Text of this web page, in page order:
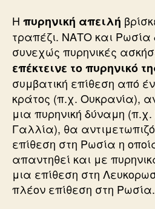
Η πυρηνική απειλή
τραπέζι. ΝΑΤΟ και Ρωσία
συνεχώς πυρηνικές
επέκτεινε το πυρηνικό
συμβατική επίθεση από
κράτος (π.χ. Ουκρανία),
μια πυρηνική δύναμη
Γαλλία), θα
επίθεση στη Ρωσία η
απαντηθεί και με
μια επίθεση στη
πλέον επίθεση στη Ρωσία.